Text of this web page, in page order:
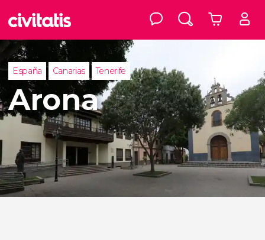
España Canarias Tenerife
Arona